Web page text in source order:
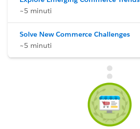
~5 minuti
Solve New Commerce Challenges
~5 minuti